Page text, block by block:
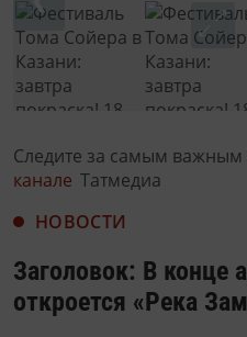
Следите за самым
канале Татмедиа
НОВОСТИ
Заголовок: В конце
откроется «Река